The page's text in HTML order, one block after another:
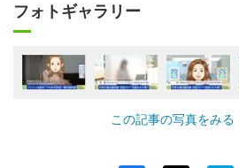
フォトギャラリー
この記事の写真をみる